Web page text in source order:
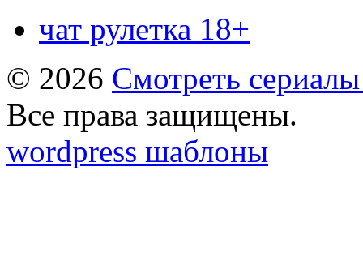
чат рулетка 18+
© 2026 Смотреть
Все права защищены.
wordpress шаблоны